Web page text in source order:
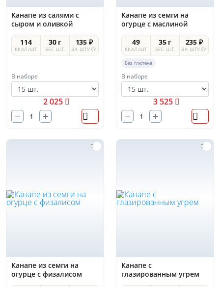
Канапе из салями с
сыром и оливкой
114
ККАЛ/ШТ
30 г
ВЕС ШТ.
135 ₽
ЗА ШТУКУ
В наборе
2 025
Канапе из семги на
огурце с маслиной
49
ККАЛ/ШТ
35 г
ВЕС ШТ.
235 ₽
ЗА ШТУКУ
Без глютена
В наборе
3 525
Канапе из семги на
огурце с физалисом
Канапе с
глазированным угрем